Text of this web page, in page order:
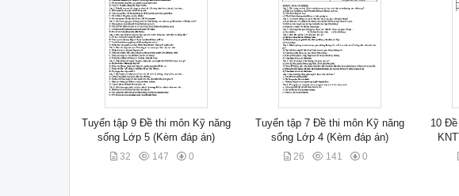
Tuyển tập 9 Đề thi môn Kỹ năng
sống Lớp 5 (Kèm đáp án)
32 147 0
Tuyển tập 7 Đề thi môn Kỹ năng
sống Lớp 4 (Kèm đáp án)
26 141 0
10